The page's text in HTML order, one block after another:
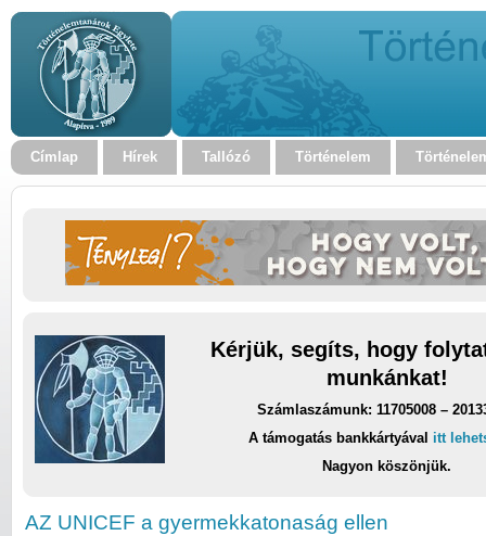
Címlap Hírek Tallózó Történelem
Kérjük, segíts, hogy
munkánkat!
Számlaszámunk: 11705008 –
A támogatás bankkártyával itt
Nagyon köszönjük.
AZ UNICEF a gyermekkatonaság ellen